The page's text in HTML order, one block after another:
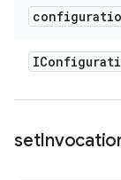
set